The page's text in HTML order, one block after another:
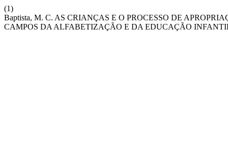
(1)
Baptista, M. C. AS CRIANÇAS E O PROCESSO DE
CAMPOS DA ALFABETIZAÇÃO E DA EDUCAÇÃO